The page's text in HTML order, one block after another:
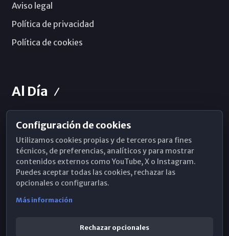
Aviso legal
Política de privacidad
Política de cookies
Al Día
Horarios de Misa
Hemeroteca
WhatsApp
Configuración de cookies
Utilizamos cookies propias y de terceros para fines
técnicos, de preferencias, analíticos y para mostrar
contenidos externos como YouTube, X o Instagram.
Puedes aceptar todas las cookies, rechazar las
opcionales o configurarlas.
Más información
Rechazar opcionales